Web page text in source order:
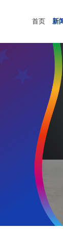
首页 新